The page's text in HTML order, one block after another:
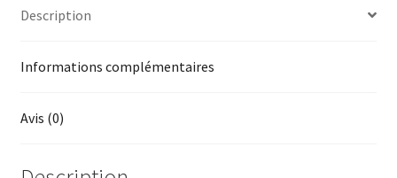
Description
Informations complémentaires
Avis (0)